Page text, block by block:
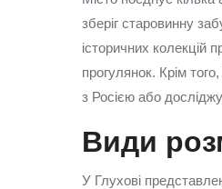
зберіг старовинну
історичних колекцій
прогулянок. Крім
з Росією або
Види
У Глухові